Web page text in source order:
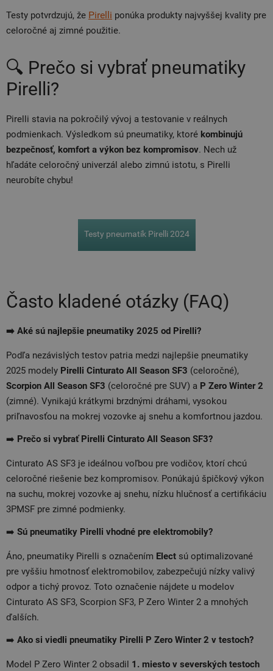
Testy potvrdzujú, že Pirelli ponúka produkty najvyššej kvality pre
celoročné aj zimné použitie.
🔍 Prečo si vybrať pneumatiky
Pirelli?
Pirelli stavia na pokročilý vývoj a testovanie v reálnych
podmienkach. Výsledkom sú pneumatiky, ktoré kombinujú
bezpečnosť, komfort a výkon bez kompromisov. Nech už
hľadáte celoročný univerzál alebo zimnú istotu, s Pirelli
neurobíte chybu!
Testy pneumatík Pirelli 2024
Často kladené otázky (FAQ)
➡️ Aké sú najlepšie pneumatiky 2025 od Pirelli?
Podľa nezávislých testov patria medzi najlepšie pneumatiky
2025 modely Pirelli Cinturato All Season SF3 (celoročné),
Scorpion All Season SF3 (celoročné pre SUV) a P Zero Winter 2
(zimné). Vynikajú krátkymi brzdnými dráhami, vysokou
priľnavosťou na mokrej vozovke aj snehu a komfortnou jazdou.
➡️ Prečo si vybrať Pirelli Cinturato All Season SF3?
Cinturato AS SF3 je ideálnou voľbou pre vodičov, ktorí chcú
celoročné riešenie bez kompromisov. Ponúkajú špičkový výkon
na suchu, mokrej vozovke aj snehu, nízku hlučnosť a certifikáciu
3PMSF pre zimné podmienky.
➡️ Sú pneumatiky Pirelli vhodné pre elektromobily?
Áno, pneumatiky Pirelli s označením Elect sú optimalizované
pre vyššiu hmotnosť elektromobilov, zabezpečujú nízky valivý
odpor a tichý provoz. Toto označenie nájdete u modelov
Cinturato AS SF3, Scorpion SF3, P Zero Winter 2 a mnohých
ďalších.
➡️ Ako si viedli pneumatiky Pirelli P Zero Winter 2 v testoch?
Model P Zero Winter 2 obsadil 1. miesto v severských testoch